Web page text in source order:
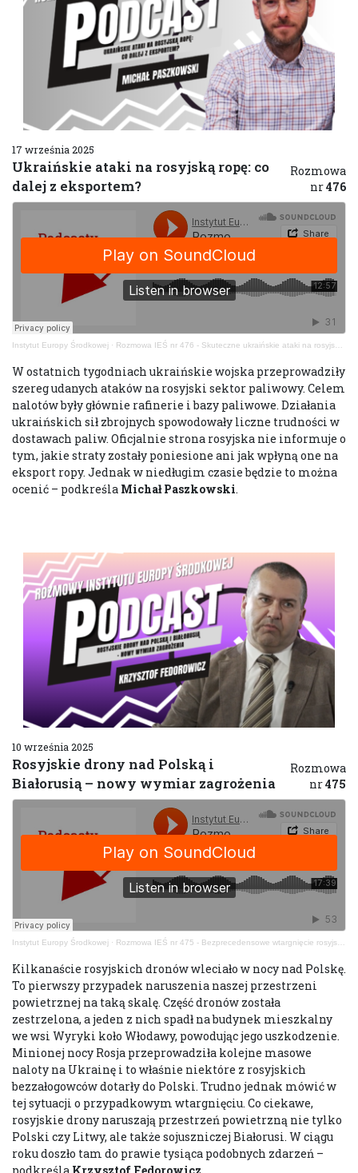
17 września 2025
Ukraińskie ataki na rosyjską ropę: co
dalej z eksportem?
Rozmowa
nr476
Instytut Europy Środkowej · Rozmowa IEŚ nr 476 - Skuteczne ukraińskie ataki na rosyjski sektor paliwowy
W ostatnich tygodniach ukraińskie wojska przeprowadziły
szereg udanych ataków na rosyjski sektor paliwowy. Celem
nalotów były głównie rafinerie i bazy paliwowe. Działania
ukraińskich sił zbrojnych spowodowały liczne trudności w
dostawach paliw. Oficjalnie strona rosyjska nie informuje o
tym, jakie straty zostały poniesione ani jak wpłyną one na
eksport ropy. Jednak w niedługim czasie będzie to można
ocenić – podkreśla Michał Paszkowski.
10 września 2025
Rosyjskie drony nad Polską i
Białorusią – nowy wymiar zagrożenia
Rozmowa
nr475
Instytut Europy Środkowej · Rozmowa IEŚ nr 475 - Bezprecedensowe wtargnięcie rosyjskich dronów nad Polskę – podobne problemy Białorusi
Kilkanaście rosyjskich dronów wleciało w nocy nad Polskę.
To pierwszy przypadek naruszenia naszej przestrzeni
powietrznej na taką skalę. Część dronów została
zestrzelona, a jeden z nich spadł na budynek mieszkalny
we wsi Wyryki koło Włodawy, powodując jego uszkodzenie.
Minionej nocy Rosja przeprowadziła kolejne masowe
naloty na Ukrainę i to właśnie niektóre z rosyjskich
bezzałogowców dotarły do Polski. Trudno jednak mówić w
tej sytuacji o przypadkowym wtargnięciu. Co ciekawe,
rosyjskie drony naruszają przestrzeń powietrzną nie tylko
Polski czy Litwy, ale także sojuszniczej Białorusi. W ciągu
roku doszło tam do prawie tysiąca podobnych zdarzeń –
podkreśla Krzysztof Fedorowicz